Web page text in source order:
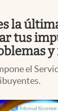
la
tus
el